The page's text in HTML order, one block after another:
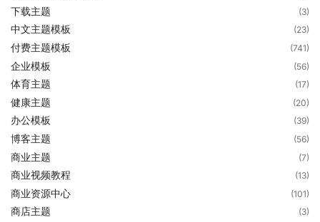
下载主题 (3)
中文主题模板 (23)
付费主题模板 (741)
企业模板 (56)
体育主题 (17)
健康主题 (20)
办公模板 (39)
博客主题 (56)
商业主题 (7)
商业视频教程 (13)
商业资源中心 (101)
商店主题 (3)